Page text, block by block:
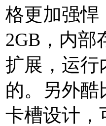
格更加强悍
2GB，内部
扩展，运行
的。另外
卡槽设计，